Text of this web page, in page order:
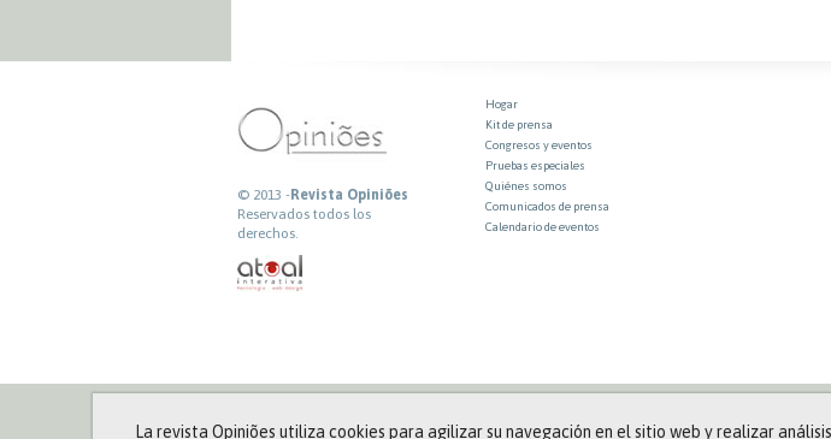
© 2013 -Revista Opiniões
Reservados todos los
derechos.
Hogar
Kit de prensa
Congresos y eventos
Pruebas especiales
Quiénes somos
Comunicados de prensa
Calendario de eventos
La revista Opiniões utiliza cookies para agilizar su navegación en el sitio web y realizar